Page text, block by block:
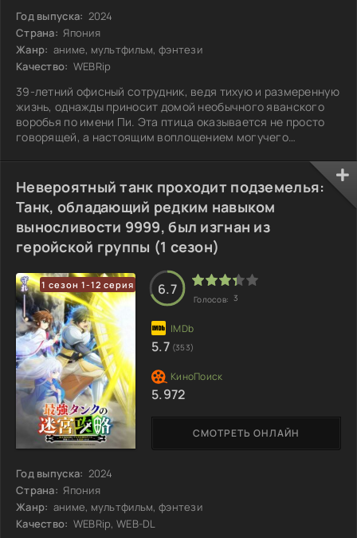
Год выпуска: 2024
Страна: Япония
Жанр: аниме, мультфильм, фэнтези
Качество: WEBRip
39-летний офисный сотрудник, ведя тихую и размеренную
жизнь, однажды приносит домой необычного яванского
воробья по имени Пи. Эта птица оказывается не просто
говорящей, а настоящим воплощением могучего
возможность перемещения между мирами. Осознав, на
что способен, мужчина начинает успешный бизнес,
торгуя технологическими новшествами с нашего мира
для жителей менее развитых цивилизаций. Но однажды,
Невероятный танк проходит подземелья:
Танк, обладающий редким навыком
выносливости 9999, был изгнан из
геройской группы (1 сезон)
1 сезон 1-12 серия
Год выпуска: 2024
Страна: Япония
Жанр: аниме, мультфильм, фэнтези
Качество: WEBRip, WEB-DL
СМОТРЕТЬ ОНЛАЙН
6.7
Голосов: 3
5.7 (353)
5.972